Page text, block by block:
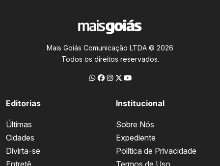
Mais Goiás Comunicação LTDA © 2026
Todos os direitos reservados.
Editorias
Últimas
Cidades
Divirta-se
Institucional
Sobre Nós
Expediente
Política de Privacidade